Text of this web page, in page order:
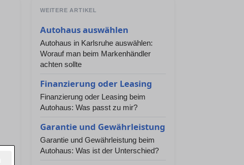
WEITERE ARTIKEL
Autohaus auswählen
Autohaus in Karlsruhe auswählen:
Worauf man beim Markenhändler
achten sollte
Finanzierung oder Leasing
Finanzierung oder Leasing beim
Autohaus: Was passt zu mir?
Garantie und Gewährleistung
Garantie und Gewährleistung beim
Autohaus: Was ist der Unterschied?